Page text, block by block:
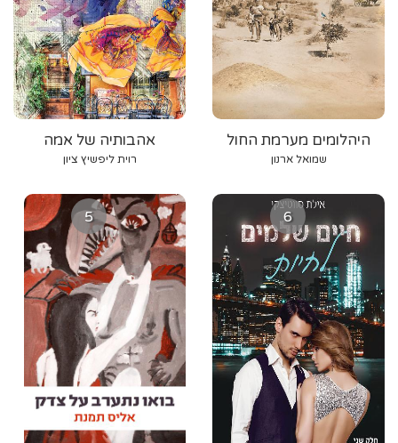
אהבותיה של אמה
רוית ליפשיץ ציון
היהלומים מערמת החול
שמואל ארנון
5 6